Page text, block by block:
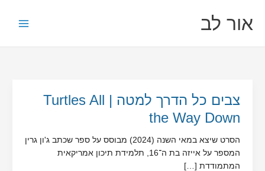
לתוכןאור לב
צבים כל הדרך למטה | Turtles All
the Way Down
הסרט שיצא במאי השנה (2024) מבוסס על ספר שכתב ג'ון גרין
המספר על אייזה בת ה־16, תלמידת תיכון אמריקאית
המתמודדת […]
צבים
הדרך
למטה
|
Turtles